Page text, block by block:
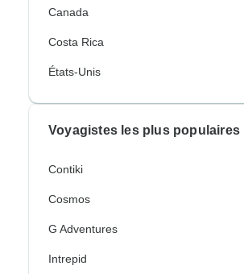
Canada
Costa Rica
États-Unis
Voyagistes les plus populaires
Contiki
Cosmos
G Adventures
Intrepid